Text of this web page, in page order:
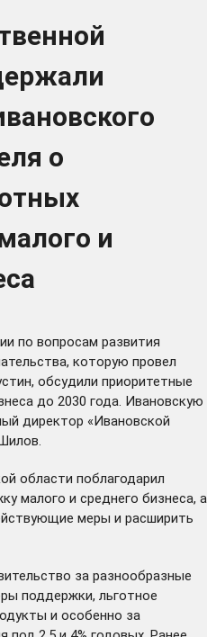
о
и
по вопросам развития
которую провел
обсудили приоритетные
до 2030 года. Ивановскую
директор «Ивановской
области поблагодарил
малого и среднего бизнеса, а
меры и расширить
за разнообразные
поддержки, льготное
и особенно за